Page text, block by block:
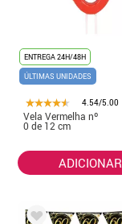
ENTREGA 24H/48H
ÚLTIMAS UNIDADES
4.54/5.00
Vela Vermelha nº
0 de 12 cm
ADICIONAR